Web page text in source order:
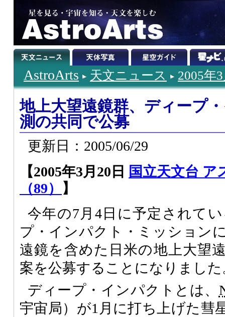
AstroArts 天文ニュース 2005年
地上大望遠鏡群、ディープ
測の共同で公募
更新日：2005/06/29
【2005年3月20日
国立天文台 ア
（89）
】
今年の7月4日に予定されて
プ・インパクト・ミッション
遠鏡を含めた日米の地上大望
案を公募することになりました
ディープ・インパクトとは、
宇宙局）が1月に打ち上げた彗